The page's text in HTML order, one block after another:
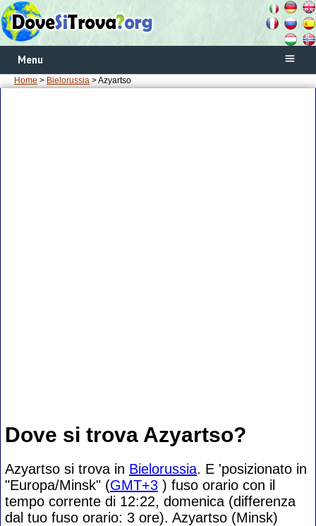
Menu
Home > Bielorussia > Azyartso
Dove si trova Azyartso?
Azyartso si trova in Bielorussia. E 'posizionato in
"Europa/Minsk" (GMT+3 ) fuso orario con il
tempo corrente di 12:22, domenica (differenza
dal tuo fuso orario: 3 ore). Azyartso (Minsk)